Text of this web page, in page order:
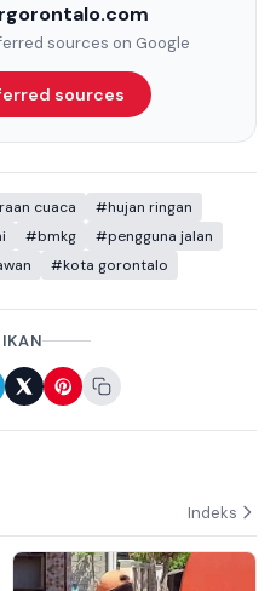
sources on Google
sources
cuaca
#hujan ringan
#bmkg
#pengguna jalan
#kota gorontalo
Indeks